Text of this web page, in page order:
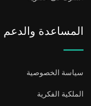
المساعدة والدعم
سياسة الخصوصية
الملكية الفكرية